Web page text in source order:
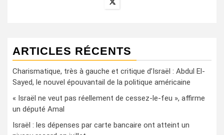
ARTICLES RÉCENTS
Charismatique, très à gauche et critique d’Israël : Abdul El-
Sayed, le nouvel épouvantail de la politique américaine
« Israël ne veut pas réellement de cessez-le-feu », affirme
un député Amal
Israël : les dépenses par carte bancaire ont atteint un